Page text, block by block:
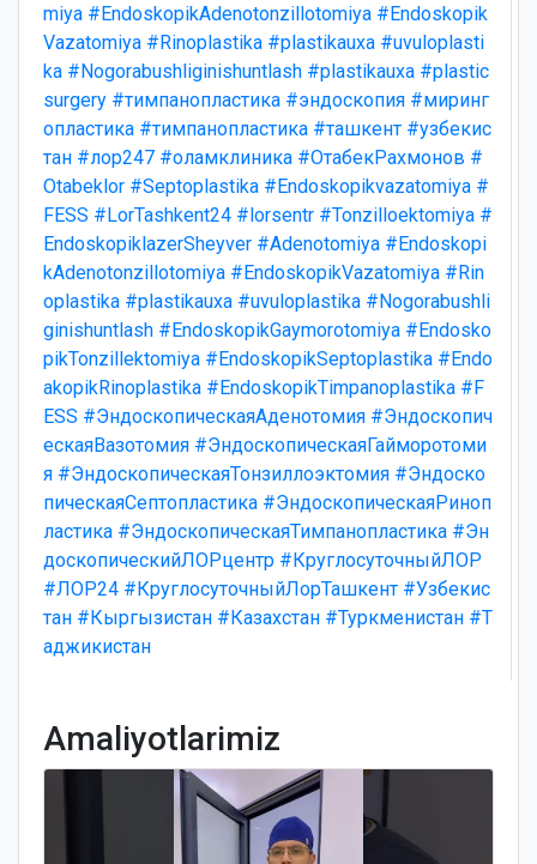
miya #EndoskopikAdenotonzillotomiya #Endoskopik
Vazatomiya #Rinoplastika #plastikauxa #uvuloplasti
ka #Nogorabushliginishuntlash #plastikauxa #plastic
surgery #тимпанопластика #эндоскопия #миринг
опластика #тимпанопластика #ташкент #узбекис
тан #лор247 #оламклиника #ОтабекРахмонов #
Otabeklor #Septoplastika #Endoskopikvazatomiya #
FESS #LorTashkent24 #lorsentr #Tonzilloektomiya #
EndoskopiklazerSheyver #Adenotomiya #Endoskopi
kAdenotonzillotomiya #EndoskopikVazatomiya #Rin
oplastika #plastikauxa #uvuloplastika #Nogorabushli
ginishuntlash #EndoskopikGaymorotomiya #Endosko
pikTonzillektomiya #EndoskopikSeptoplastika #Endo
akopikRinoplastika #EndoskopikTimpanoplastika #F
ESS #ЭндоскопическаяАденотомия #Эндоскопич
ескаяВазотомия #ЭндоскопическаяГайморотоми
я #ЭндоскопическаяТонзиллоэктомия #Эндоско
пическаяСептопластика #ЭндоскопическаяРиноп
ластика #ЭндоскопическаяТимпанопластика #Эн
доскопическийЛОРцентр #КруглосуточныйЛОР
#ЛОР24 #КруглосуточныйЛорТашкент #Узбекис
тан #Кыргызистан #Казахстан #Туркменистан #Т
аджикистан
Amaliyotlarimiz